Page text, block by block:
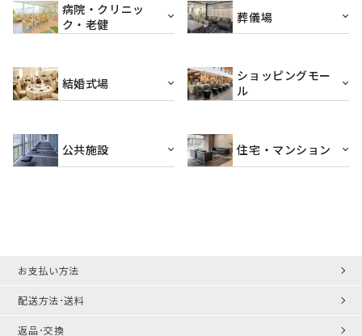
病院・クリニッ
ク・老健
葬儀場
結婚式場
ショッピングモー
ル
公共施設 住宅・マンション
お支払い方法
配送方法･送料
返品･交換